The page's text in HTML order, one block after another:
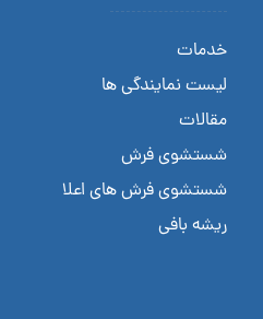
خدمات
لیست نمایندگی ها
مقالات
شستشوی فرش
شستشوی فرش های اعلا
ریشه بافی